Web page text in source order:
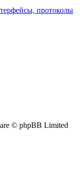
протоколы
© phpBB Limited